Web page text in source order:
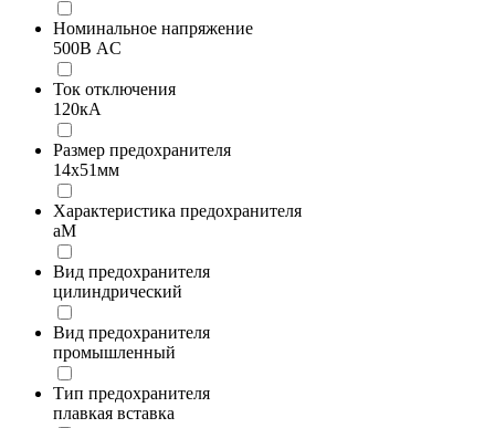
Номинальное напряжение
500В AC
Ток отключения
120кА
Размер предохранителя
14x51мм
Характеристика предохранителя
aM
Вид предохранителя
цилиндрический
Вид предохранителя
промышленный
Тип предохранителя
плавкая вставка